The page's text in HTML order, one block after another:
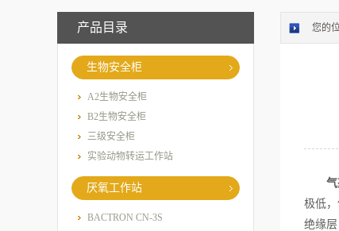
产品目录
生物安全柜
A2生物安全柜
B2生物安全柜
三级安全柜
实验动物转运工作站
厌氧工作站
BACTRON CN-3S
您的
极低
绝缘